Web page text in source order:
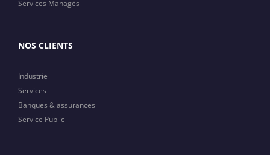
Services Managés
NOS CLIENTS
Industrie
Services
Banques & assurances
Service Public